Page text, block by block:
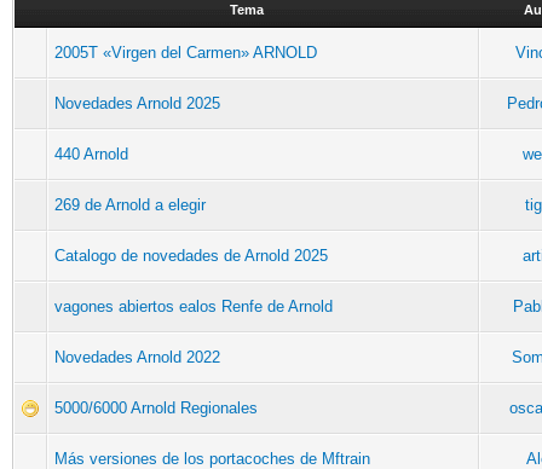
Tema
2005T «Virgen del Carmen» ARNOLD
Novedades Arnold 2025
440 Arnold
269 de Arnold a elegir
Catalogo de novedades de Arnold 2025
vagones abiertos ealos Renfe de Arnold
Novedades Arnold 2022
5000/6000 Arnold Regionales
Más versiones de los portacoches de Mftrain